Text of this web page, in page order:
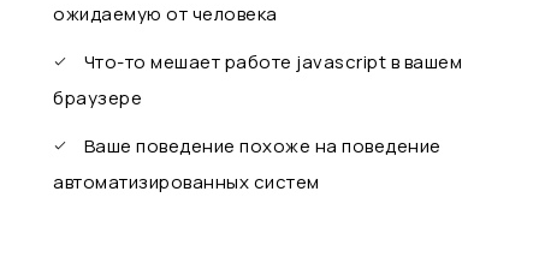
ожидаемую от человека
Что-то мешает работе javascript в вашем
браузере
Ваше поведение похоже на поведение
автоматизированных систем